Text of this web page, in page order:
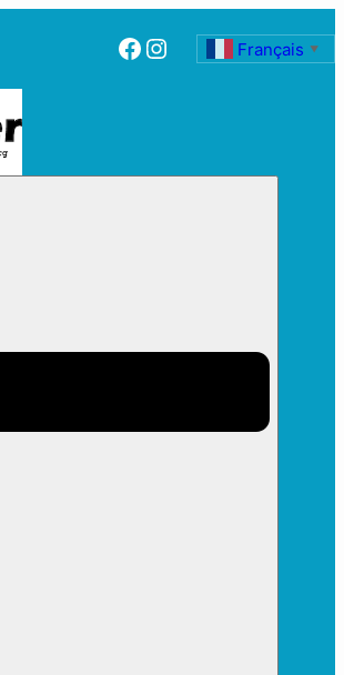
Facebook
InstagramFrançais ▼